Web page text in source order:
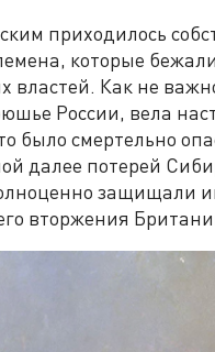
приходилось
которые
властей. Как не
России, вела
было смертельно
далее потерей
защищали
вторжения